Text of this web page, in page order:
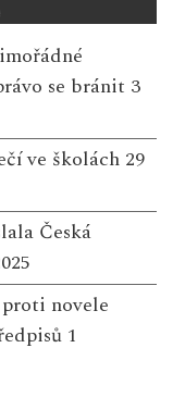
se bránit 3
ve školách 29
Česká
novele
1